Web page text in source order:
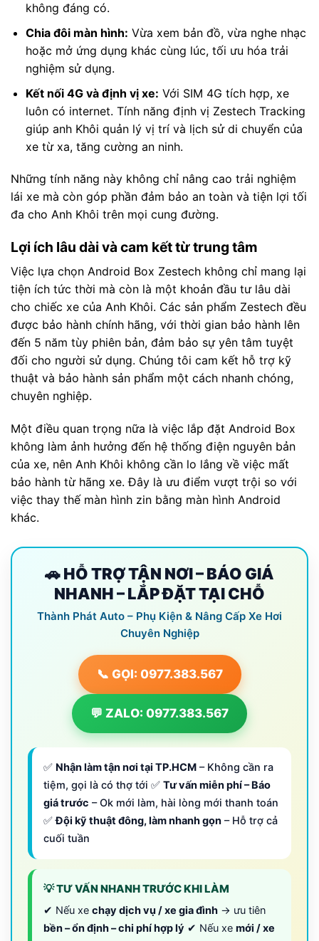
không đáng có.
Chia đôi màn hình: Vừa xem bản đồ, vừa nghe nhạc
hoặc mở ứng dụng khác cùng lúc, tối ưu hóa trải
nghiệm sử dụng.
Kết nối 4G và định vị xe: Với SIM 4G tích hợp, xe
luôn có internet. Tính năng định vị Zestech Tracking
giúp anh Khôi quản lý vị trí và lịch sử di chuyển của
xe từ xa, tăng cường an ninh.
Những tính năng này không chỉ nâng cao trải nghiệm
lái xe mà còn góp phần đảm bảo an toàn và tiện lợi tối
đa cho Anh Khôi trên mọi cung đường.
Lợi ích lâu dài và cam kết từ trung tâm
Việc lựa chọn Android Box Zestech không chỉ mang lại
tiện ích tức thời mà còn là một khoản đầu tư lâu dài
cho chiếc xe của Anh Khôi. Các sản phẩm Zestech đều
được bảo hành chính hãng, với thời gian bảo hành lên
đến 5 năm tùy phiên bản, đảm bảo sự yên tâm tuyệt
đối cho người sử dụng. Chúng tôi cam kết hỗ trợ kỹ
thuật và bảo hành sản phẩm một cách nhanh chóng,
chuyên nghiệp.
Một điều quan trọng nữa là việc lắp đặt Android Box
không làm ảnh hưởng đến hệ thống điện nguyên bản
của xe, nên Anh Khôi không cần lo lắng về việc mất
bảo hành từ hãng xe. Đây là ưu điểm vượt trội so với
việc thay thế màn hình zin bằng màn hình Android
khác.
🚗 HỖ TRỢ TẬN NƠI – BÁO GIÁ
NHANH – LẮP ĐẶT TẠI CHỖ
Thành Phát Auto – Phụ Kiện & Nâng Cấp Xe Hơi
Chuyên Nghiệp
📞 GỌI: 0977.383.567
💬 ZALO: 0977.383.567
✅ Nhận làm tận nơi tại TP.HCM – Không cần ra
tiệm, gọi là có thợ tới ✅ Tư vấn miễn phí – Báo
giá trước – Ok mới làm, hài lòng mới thanh toán
✅Đội kỹ thuật đông, làm nhanh gọn – Hỗ trợ cả
cuối tuần
💡 TƯ VẤN NHANH TRƯỚC KHI LÀM
✔ Nếu xe chạy dịch vụ / xe gia đình → ưu tiên
bền – ổn định – chi phí hợp lý ✔ Nếu xe mới / xe